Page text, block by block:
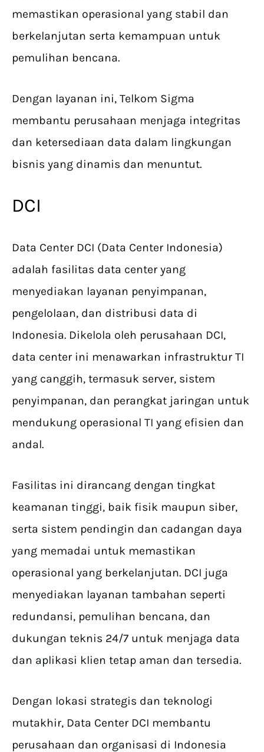
memastikan operasional yang stabil dan
berkelanjutan serta kemampuan untuk
pemulihan bencana.
Dengan layanan ini, Telkom Sigma
membantu perusahaan menjaga integritas
dan ketersediaan data dalam lingkungan
bisnis yang dinamis dan menuntut.
DCI
Data Center DCI (Data Center Indonesia)
adalah fasilitas data center yang
menyediakan layanan penyimpanan,
pengelolaan, dan distribusi data di
Indonesia. Dikelola oleh perusahaan DCI,
data center ini menawarkan infrastruktur TI
yang canggih, termasuk server, sistem
penyimpanan, dan perangkat jaringan untuk
mendukung operasional TI yang efisien dan
andal.
Fasilitas ini dirancang dengan tingkat
keamanan tinggi, baik fisik maupun siber,
serta sistem pendingin dan cadangan daya
yang memadai untuk memastikan
operasional yang berkelanjutan. DCI juga
menyediakan layanan tambahan seperti
redundansi, pemulihan bencana, dan
dukungan teknis 24/7 untuk menjaga data
dan aplikasi klien tetap aman dan tersedia.
Dengan lokasi strategis dan teknologi
mutakhir, Data Center DCI membantu
perusahaan dan organisasi di Indonesia